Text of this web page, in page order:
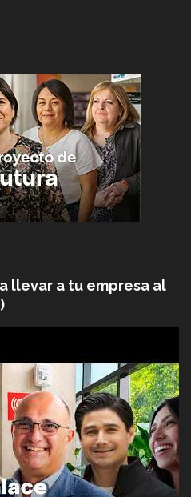
llevar a tu empresa al